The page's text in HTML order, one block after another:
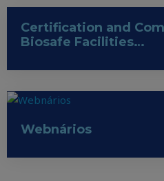
Certification and
Biosafe Facilities…
Webnários